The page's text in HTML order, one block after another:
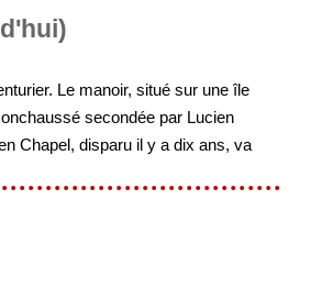
Le manoir, situé sur une île
secondée par Lucien
Chapel, disparu il y a dix ans, va